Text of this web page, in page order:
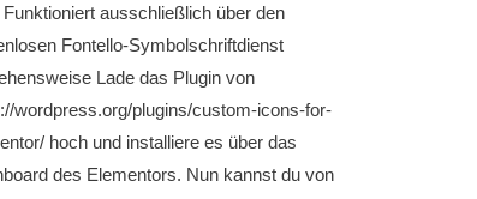
ausschließlich über den
Fontello-Symbolschriftdienst
Lade das Plugin von
wordpress.org/plugins/custom-icons-for-
hoch und installiere es über das
des Elementors. Nun kannst du von